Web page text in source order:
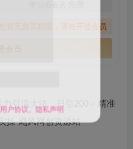
您暂无购买权限，请先开通会员
用户协议、 隐私声明